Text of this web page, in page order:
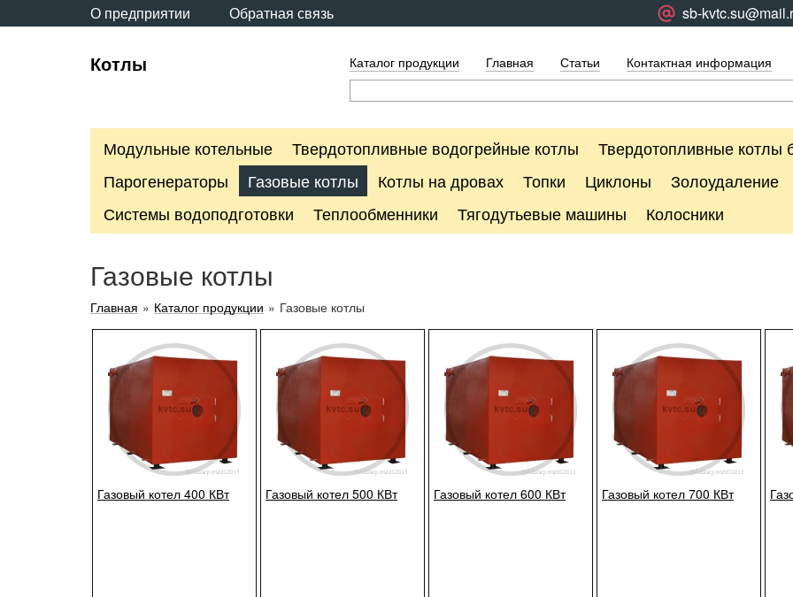
О предприятии Обратная связь sb-
Котлы Каталог продукции Главная Статьи Контактная информация
Модульные котельные Твердотопливные водогрейные котлы
Твердотопливные котлы
Парогенераторы
Газовые котлы Котлы на дровах Топки Циклоны
Золоудаление
Системы водоподготовки
Теплообменники Тягодутьевые машины Колосники
Газовые котлы
Главная » Каталог продукции » Газовые котлы
Газовый котел 400 КВт Газовый котел 500 КВт Газовый котел 600 КВт Газовый котел 700 КВт